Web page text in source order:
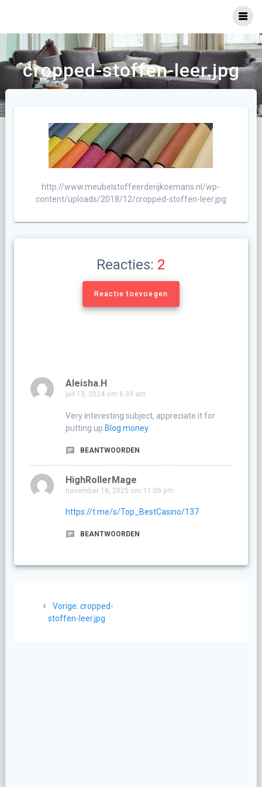
cropped-stoffen-leer.jpg
http://www.meubelstoffeerderijkoemans.nl/wp-
content/uploads/2018/12/cropped-stoffen-leer.jpg
Reacties: 2
Reactie toevoegen
Aleisha.H
juli 13, 2024 om 6:39 am
Very interesting subject, appreciate it for
putting up. Blog money
BEANTWOORDEN
HighRollerMage
november 18, 2025 om 11:05 pm
https://t.me/s/Top_BestCasino/137
BEANTWOORDEN
Vorige: Vorig
bericht:
cropped-
stoffen-leer.jpg